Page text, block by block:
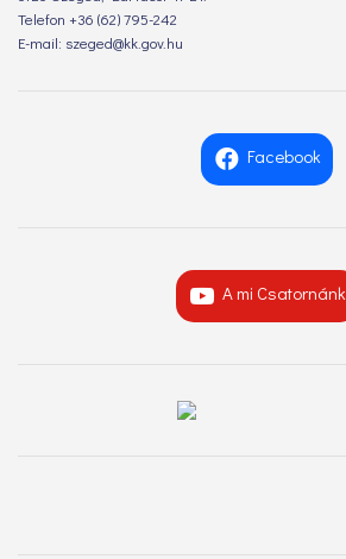
Telefon +36 (62) 795-242
E-mail: szeged@kk.gov.hu
Facebook
A mi Csatornánk